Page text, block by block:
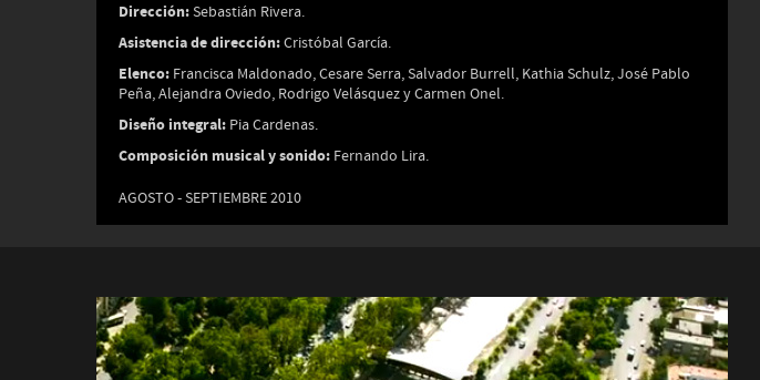
Dirección:Sebastián Rivera.
Asistencia de dirección:Cristóbal García.
Elenco: Francisca Maldonado, Cesare Serra, Salvador Burrell, Kathia Schulz, José Pablo
Peña, Alejandra Oviedo, Rodrigo Velásquez y Carmen Onel.
Diseño integral: Pia Cardenas.
Composición musical y sonido: Fernando Lira.
AGOSTO - SEPTIEMBRE 2010